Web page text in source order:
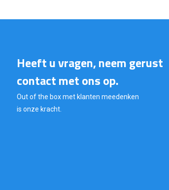
Heeft u vragen, neem gerust
contact met ons op.
Out of the box met klanten meedenken
is onze kracht.